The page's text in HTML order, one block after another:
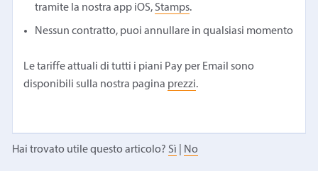
tramite la nostra app iOS, Stamps.
Nessun contratto, puoi annullare in qualsiasi momento
Le tariffe attuali di tutti i piani Pay per Email sono
disponibili sulla nostra pagina prezzi.
Hai trovato utile questo articolo? Sì No